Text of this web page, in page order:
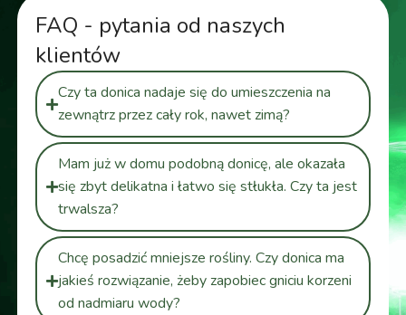
FAQ - pytania od naszych
klientów
Czy ta donica nadaje się do umieszczenia na
zewnątrz przez cały rok, nawet zimą?
Mam już w domu podobną donicę, ale okazała
się zbyt delikatna i łatwo się stłukła. Czy ta jest
trwalsza?
Chcę posadzić mniejsze rośliny. Czy donica ma
jakieś rozwiązanie, żeby zapobiec gniciu korzeni
od nadmiaru wody?